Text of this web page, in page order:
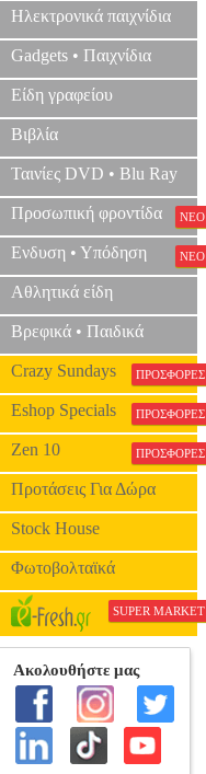
Ηλεκτρονικά παιχνίδια
Gadgets • Παιχνίδια
Είδη γραφείου
Βιβλία
Ταινίες DVD • Blu Ray
Προσωπική φροντίδα ΝΕΟ
Ενδυση • Υπόδηση ΝΕΟ
Αθλητικά είδη
Βρεφικά • Παιδικά
Crazy Sundays ΠΡΟΣΦΟΡΕΣ
Eshop Specials ΠΡΟΣΦΟΡΕΣ
Zen 10 ΠΡΟΣΦΟΡΕΣ
Προτάσεις Για Δώρα
Stock House
Φωτοβολταϊκά
SUPER MARKET